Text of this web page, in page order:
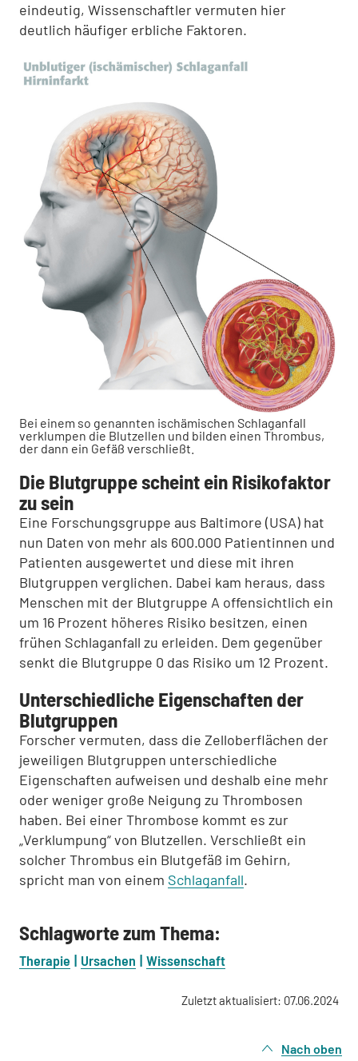
eindeutig, Wissenschaftler vermuten hier
deutlich häufiger erbliche Faktoren.
Bei einem so genannten ischämischen Schlaganfall
verklumpen die Blutzellen und bilden einen Thrombus,
der dann ein Gefäß verschließt.
Die Blutgruppe scheint ein Risikofaktor
zu sein
Eine Forschungsgruppe aus Baltimore (USA) hat
nun Daten von mehr als 600.000 Patientinnen und
Patienten ausgewertet und diese mit ihren
Blutgruppen verglichen. Dabei kam heraus, dass
Menschen mit der Blutgruppe A offensichtlich ein
um 16 Prozent höheres Risiko besitzen, einen
frühen Schlaganfall zu erleiden. Dem gegenüber
senkt die Blutgruppe 0 das Risiko um 12 Prozent.
Unterschiedliche Eigenschaften der
Blutgruppen
Forscher vermuten, dass die Zelloberflächen der
jeweiligen Blutgruppen unterschiedliche
Eigenschaften aufweisen und deshalb eine mehr
oder weniger große Neigung zu Thrombosen
haben. Bei einer Thrombose kommt es zur
„Verklumpung“ von Blutzellen. Verschließt ein
solcher Thrombus ein Blutgefäß im Gehirn,
spricht man von einem Schlaganfall.
Schlagworte zum Thema:
Therapie Ursachen Wissenschaft
Zuletzt aktualisiert: 07.06.2024
Nach oben